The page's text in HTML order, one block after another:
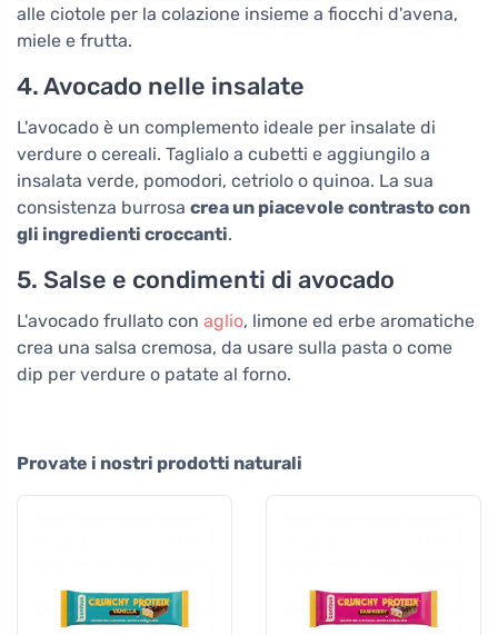
alle ciotole per la colazione insieme a fiocchi d'avena,
miele e frutta.
4. Avocado nelle insalate
L'avocado è un complemento ideale per insalate di
verdure o cereali. Taglialo a cubetti e aggiungilo a
insalata verde, pomodori, cetriolo o quinoa. La sua
consistenza burrosa crea un piacevole contrasto con
gli ingredienti croccanti.
5. Salse e condimenti di avocado
L'avocado frullato con aglio, limone ed erbe aromatiche
crea una salsa cremosa, da usare sulla pasta o come
dip per verdure o patate al forno.
Provate i nostri prodotti naturali